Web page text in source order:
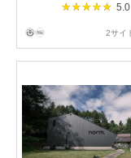
5.0
2サイ